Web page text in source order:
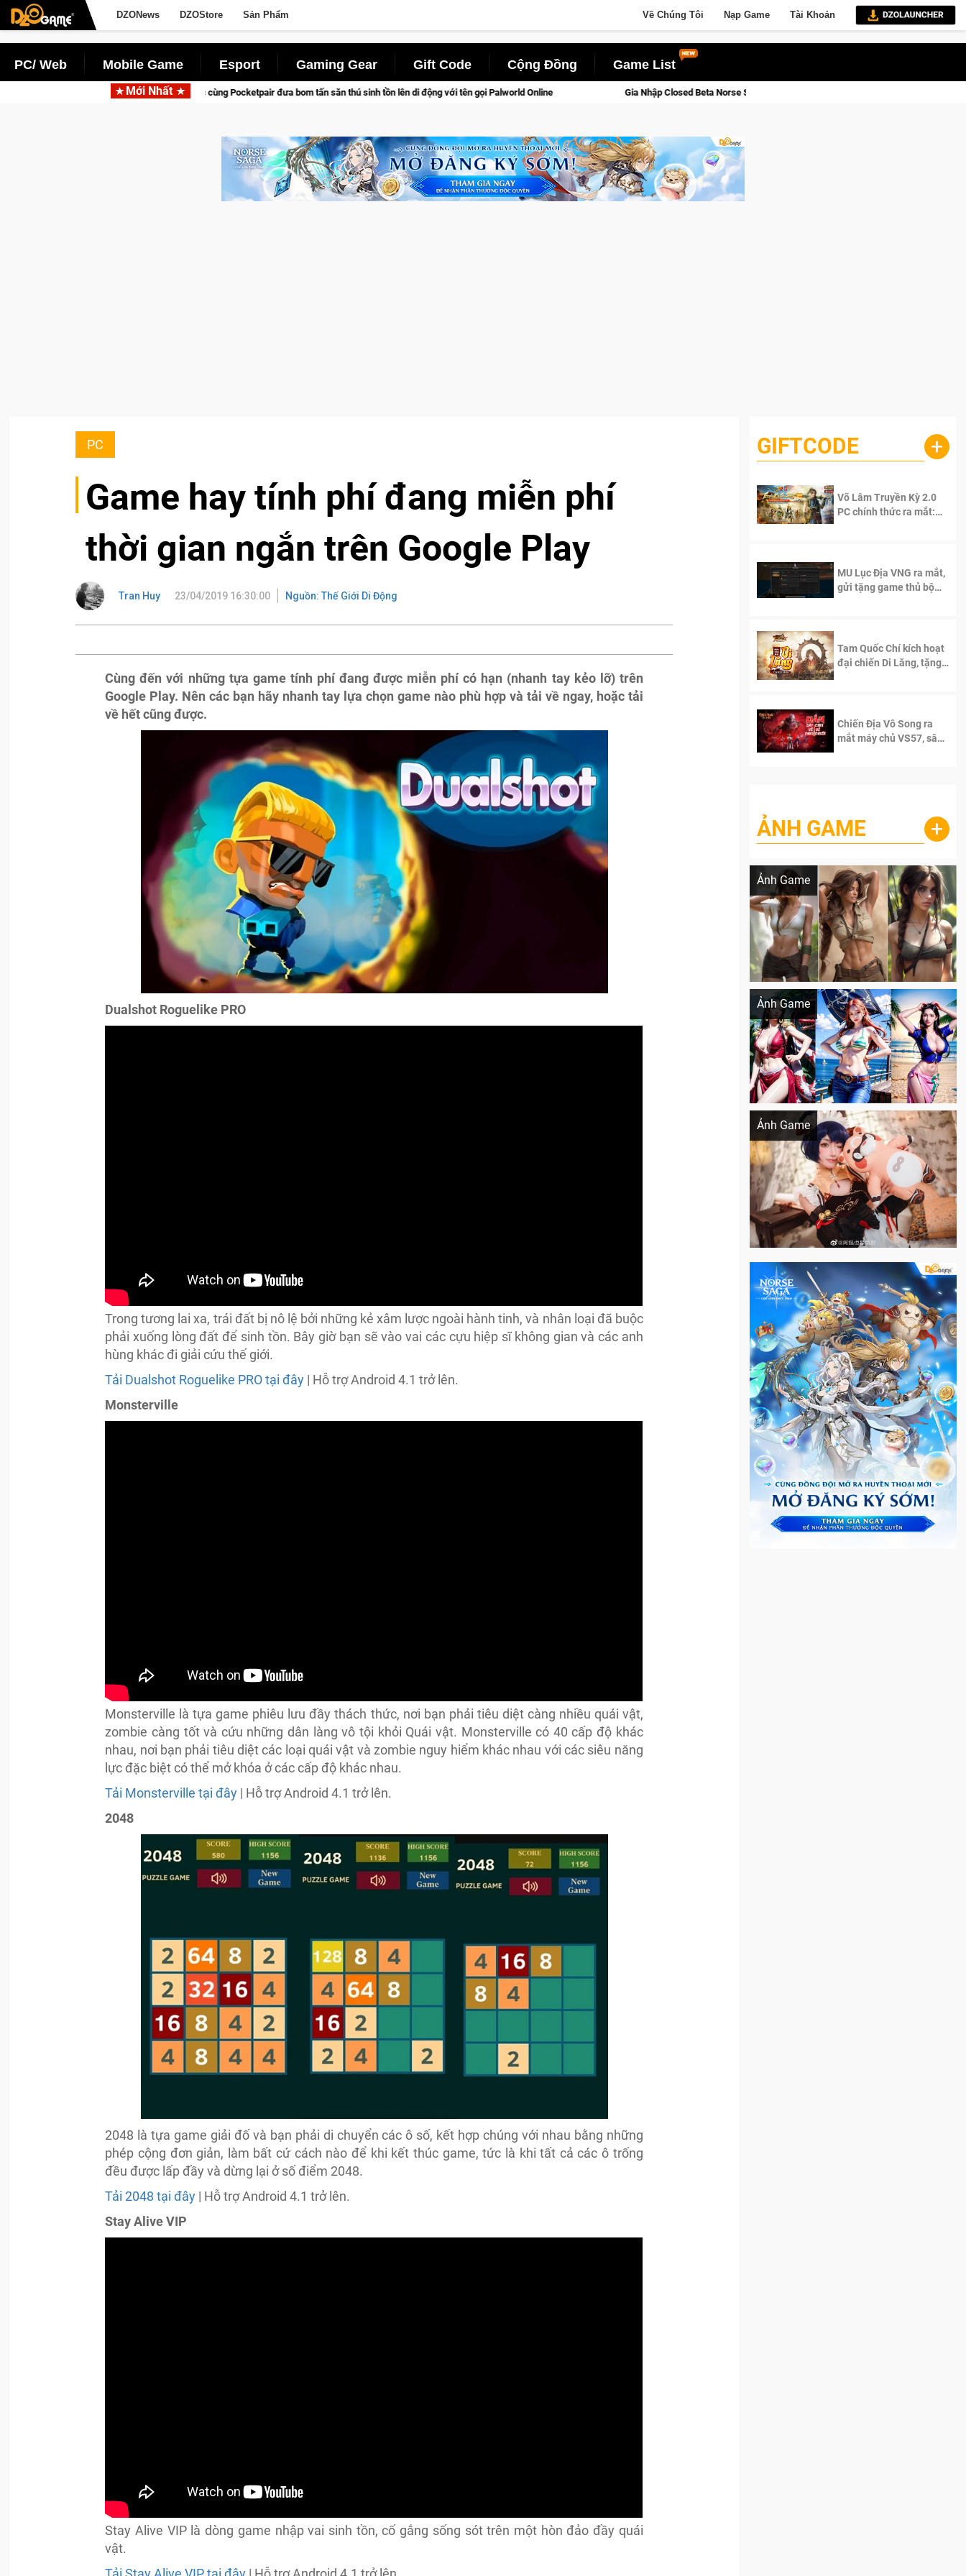
DZONews DZOStore Sản Phẩm Về Chúng Tôi Nạp Game Tài Khoản
PC/ Web Mobile Game Esport Gaming Gear Gift Code Cộng Đồng Game List
Mới Nhất
Garena hợp tác cùng Pocketpair đưa bom tấn săn thú sinh tồn lên di động với tên gọi Palworld Online Gia Nhập Closed Beta Norse Saga: Cửu Giới Thức Tỉnh, Săn DJI Osmo Pocket 3 Ngay Hôm Nay
PC
Game hay tính phí đang miễn phí
thời gian ngắn trên Google Play
Tran Huy 23/04/2019 16:30:00 Nguồn: Thế Giới Di Động
Cùng đến với những tựa game tính phí đang được miễn phí có hạn (nhanh tay kẻo lỡ) trên
Google Play. Nên các bạn hãy nhanh tay lựa chọn game nào phù hợp và tải về ngay, hoặc tải
về hết cũng được.
Dualshot Roguelike PRO
Trong tương lai xa, trái đất bị nô lệ bởi những kẻ xâm lược ngoài hành tinh, và nhân loại đã buộc
phải xuống lòng đất để sinh tồn. Bây giờ bạn sẽ vào vai các cựu hiệp sĩ không gian và các anh
hùng khác đi giải cứu thế giới.
Tải Dualshot Roguelike PRO tại đây | Hỗ trợ Android 4.1 trở lên.
Monsterville
Monsterville là tựa game phiêu lưu đầy thách thức, nơi bạn phải tiêu diệt càng nhiều quái vật,
zombie càng tốt và cứu những dân làng vô tội khỏi Quái vật. Monsterville có 40 cấp độ khác
nhau, nơi bạn phải tiêu diệt các loại quái vật và zombie nguy hiểm khác nhau với các siêu năng
lực đặc biệt có thể mở khóa ở các cấp độ khác nhau.
Tải Monsterville tại đây | Hỗ trợ Android 4.1 trở lên.
2048
2048 là tựa game giải đố và bạn phải di chuyển các ô số, kết hợp chúng với nhau bằng những
phép cộng đơn giản, làm bất cứ cách nào để khi kết thúc game, tức là khi tất cả các ô trống
đều được lấp đầy và dừng lại ở số điểm 2048.
Tải 2048 tại đây | Hỗ trợ Android 4.1 trở lên.
Stay Alive VIP
Stay Alive VIP là dòng game nhập vai sinh tồn, cố gắng sống sót trên một hòn đảo đầy quái
vật.
GIFTCODE +
Võ Lâm Truyền Kỳ 2.0
PC chính thức ra mắt:
MU Lục Địa VNG ra mắt,
gửi tặng game thủ bộ
Tam Quốc Chí kích hoạt
đại chiến Di Lăng, tặng
Chiến Địa Vô Song ra
mắt máy chủ VS57, sân
ẢNH GAME +
Ảnh Game
Lala Croft vừa nóng vừa xinh dưới nét vẽ
Ảnh Game
Khi AI Cosplay gái đẹp One Piece
Ảnh Game
Cosplay Xiangling siêu cute